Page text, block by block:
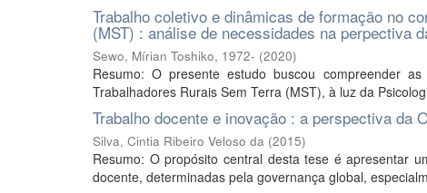
Trabalho coletivo e dinâmicas de formação no
(MST) : análise de necessidades na perpectiva
Sewo, Mírian Toshiko, 1972- (2020)
Resumo: O presente estudo buscou compreender
Trabalhadores Rurais Sem Terra (MST), à luz da
Trabalho docente e inovação : a perspectiva da
Silva, Cintia Ribeiro Veloso da (2015)
Resumo: O propósito central desta tese é apresentar
docente, determinadas pela governança global,